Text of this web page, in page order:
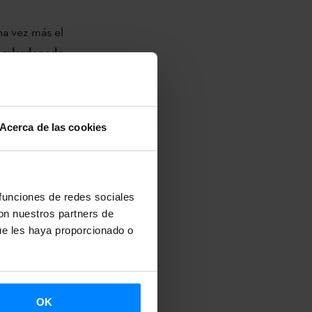
Acerca de las cookies
de redes sociales
nuestros partners de
les haya proporcionado o
OK
vez más el
Actor por
deZirika
con
que